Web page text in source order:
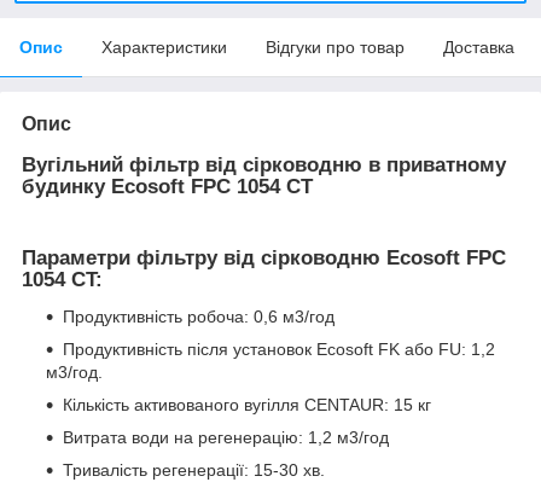
Опис Характеристики Відгуки про товар Доставка
Опис
Вугільний фільтр від сірководню в приватному
будинку Ecosoft FPC 1054 CT
Параметри фільтру від сірководню Ecosoft FPC
1054 CT:
Продуктивність робоча: 0,6 м3/год
Продуктивність після установок Ecosoft FK або FU: 1,2
м3/год.
Кількість активованого вугілля CENTAUR: 15 кг
Витрата води на регенерацію: 1,2 м3/год
Тривалість регенерації: 15-30 хв.